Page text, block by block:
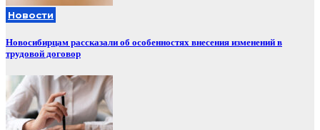
Новости
Новосибирцам рассказали об особенностях внесения изменений в
трудовой договор